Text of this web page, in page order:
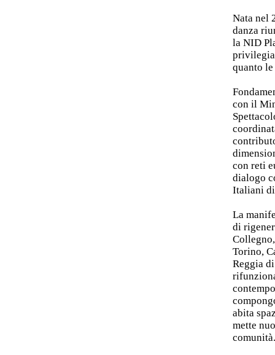
Nata nel
danza
la NID
quanto
con il
con reti
dialogo
Italiani di
La
di
Torino,
Reggia
abita
mette
comunità.